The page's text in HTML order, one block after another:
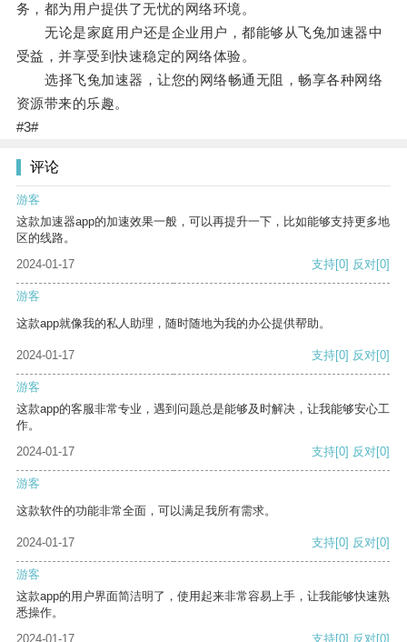
务，都为用户提供了无忧的网络环境。
无论是家庭用户还是企业用户，都能够从飞兔加速器中
受益，并享受到快速稳定的网络体验。
选择飞兔加速器，让您的网络畅通无阻，畅享各种网络
资源带来的乐趣。
#3#
评论
游客
这款加速器app的加速效果一般，可以再提升一下，比如能够支持更多地
区的线路。
2024-01-17
支持[0] 反对[0]
游客
这款app就像我的私人助理，随时随地为我的办公提供帮助。
2024-01-17 支持[0] 反对[0]
游客
这款app的客服非常专业，遇到问题总是能够及时解决，让我能够安心工
作。
2024-01-17
支持[0] 反对[0]
游客
这款软件的功能非常全面，可以满足我所有需求。
2024-01-17 支持[0] 反对[0]
游客
这款app的用户界面简洁明了，使用起来非常容易上手，让我能够快速熟
悉操作。
2024-01-17
支持[0] 反对[0]